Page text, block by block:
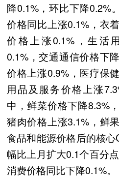
降0.1%，环比下降0.2%
价格同比上涨0.1%，衣
价格上涨0.1%，生活
0.1%，交通通信价格下
价格上涨0.9%，医疗保
用品及服务价格上涨
中，鲜菜价格下降8.3%
猪肉价格上涨3.1%，鲜
食品和能源价格后的核
幅比上月扩大0.1个百分
消费价格同比下降0.1%。